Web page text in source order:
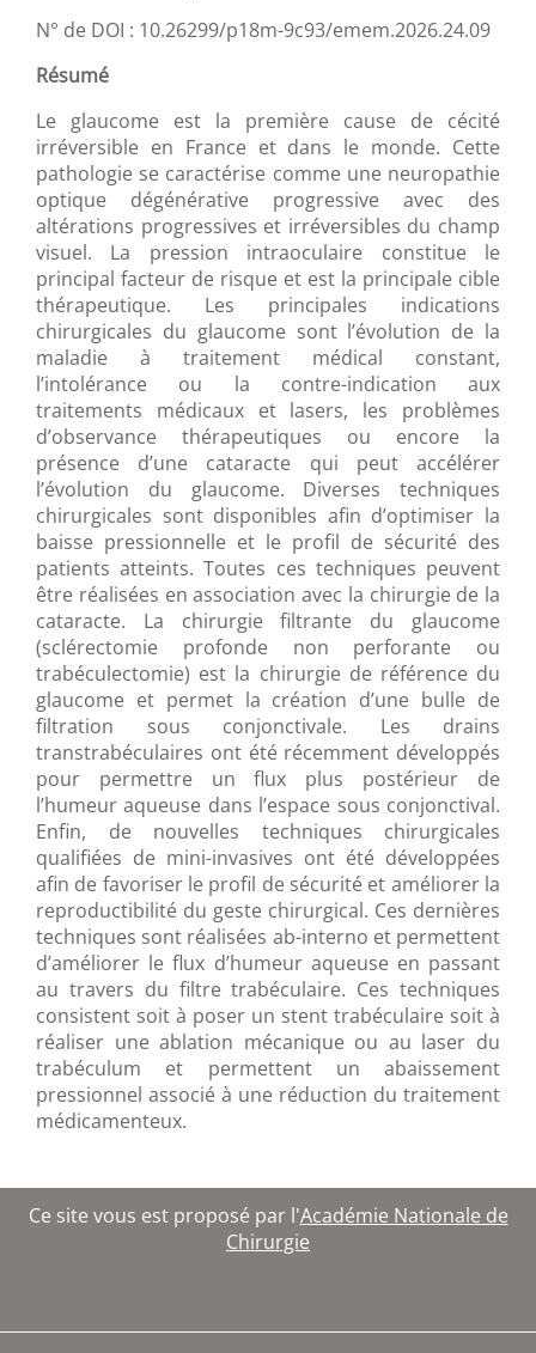
N° de DOI : 10.26299/p18m-9c93/emem.2026.24.09
Résumé
Le glaucome est la première cause de cécité
irréversible en France et dans le monde. Cette
pathologie se caractérise comme une neuropathie
optique dégénérative progressive avec des
altérations progressives et irréversibles du champ
visuel. La pression intraoculaire constitue le
principal facteur de risque et est la principale cible
thérapeutique. Les principales indications
chirurgicales du glaucome sont l’évolution de la
maladie à traitement médical constant,
l’intolérance ou la contre-indication aux
traitements médicaux et lasers, les problèmes
d’observance thérapeutiques ou encore la
présence d’une cataracte qui peut accélérer
l’évolution du glaucome. Diverses techniques
chirurgicales sont disponibles afin d’optimiser la
baisse pressionnelle et le profil de sécurité des
patients atteints. Toutes ces techniques peuvent
être réalisées en association avec la chirurgie de la
cataracte. La chirurgie filtrante du glaucome
(sclérectomie profonde non perforante ou
trabéculectomie) est la chirurgie de référence du
glaucome et permet la création d’une bulle de
filtration sous conjonctivale. Les drains
transtrabéculaires ont été récemment développés
pour permettre un flux plus postérieur de
l’humeur aqueuse dans l’espace sous conjonctival.
Enfin, de nouvelles techniques chirurgicales
qualifiées de mini-invasives ont été développées
afin de favoriser le profil de sécurité et améliorer la
reproductibilité du geste chirurgical. Ces dernières
techniques sont réalisées ab-interno et permettent
d’améliorer le flux d’humeur aqueuse en passant
au travers du filtre trabéculaire. Ces techniques
consistent soit à poser un stent trabéculaire soit à
réaliser une ablation mécanique ou au laser du
trabéculum et permettent un abaissement
pressionnel associé à une réduction du traitement
médicamenteux.
Ce site vous est proposé par l'Académie Nationale de
Chirurgie